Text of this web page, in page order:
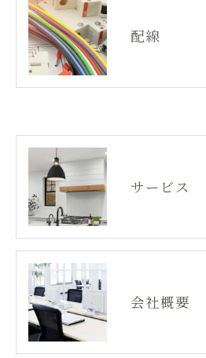
配線
サービス
会社概要